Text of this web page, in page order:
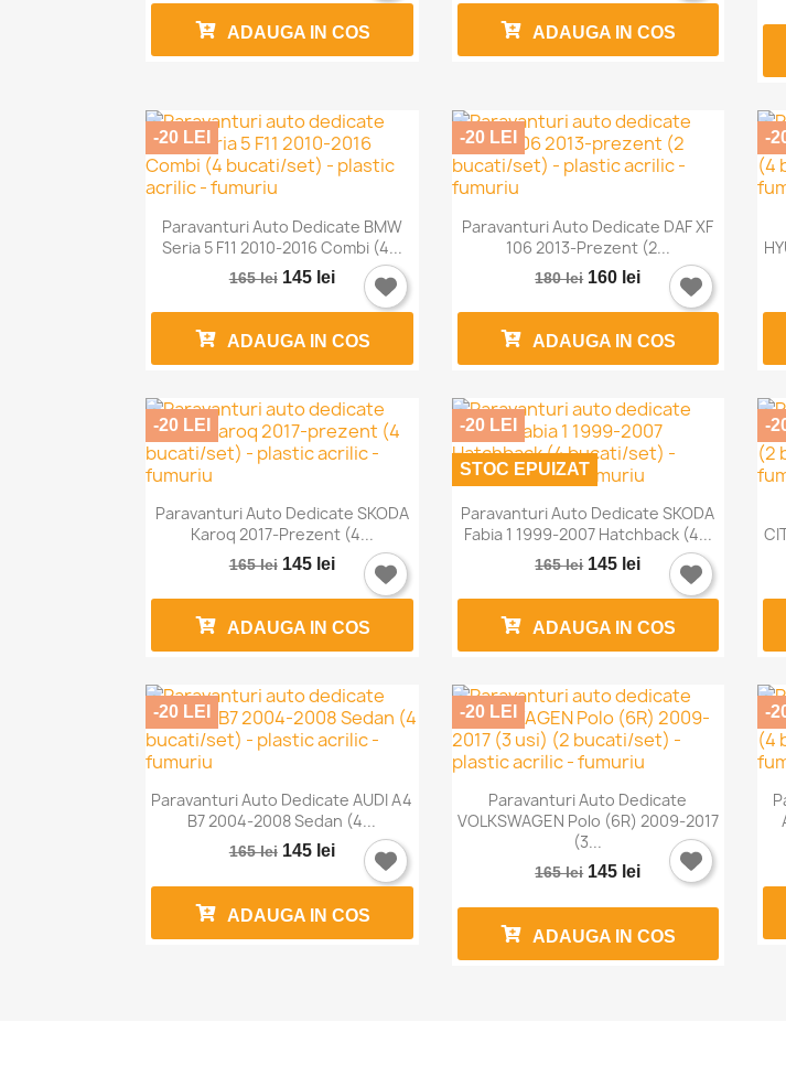
ADAUGA IN COS ADAUGA IN COS
 Vizualizare rapida
Paravanturi Auto Dedicate BMW
Seria 5 F11 2010-2016 Combi (4...
165 lei 145 lei
-20 LEI
ADAUGA IN COS
 Vizualizare rapida
Paravanturi Auto Dedicate DAF XF
106 2013-Prezent (2...
180 lei 160 lei
-20 LEI
ADAUGA IN COS
-
 Vizualizare rapida
Paravanturi Auto Dedicate SKODA
Karoq 2017-Prezent (4...
165 lei 145 lei
-20 LEI
ADAUGA IN COS
 Vizualizare rapida
Paravanturi Auto Dedicate SKODA
Fabia 1 1999-2007 Hatchback (4...
165 lei 145 lei
-20 LEI
STOC EPUIZAT
ADAUGA IN COS
-
 Vizualizare rapida
Paravanturi Auto Dedicate AUDI A4
B7 2004-2008 Sedan (4...
165 lei 145 lei
-20 LEI
ADAUGA IN COS
 Vizualizare rapida
Paravanturi Auto Dedicate
VOLKSWAGEN Polo (6R) 2009-2017
(3...
165 lei 145 lei
-20 LEI
ADAUGA IN COS
-